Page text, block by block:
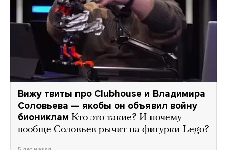
Вижу твиты про Clubhouse и Владимира
Соловьева — якобы он объявил войну
биониклам Кто это такие? И почему
вообще Соловьев рычит на фигурки Lego?